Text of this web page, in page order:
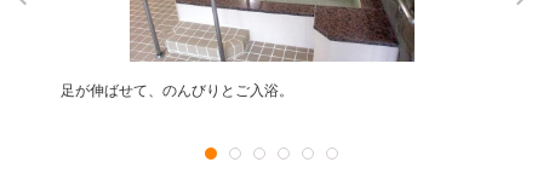
足が伸ばせて、のんびりとご入浴。